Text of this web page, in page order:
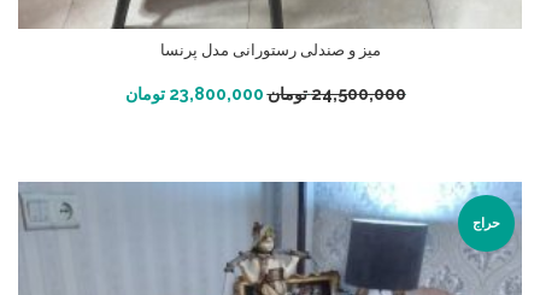
میز و صندلی رستورانی مدل پرنسا
24,500,000تومان 23,800,000 تومان افزودن به سبد خرید
حراج